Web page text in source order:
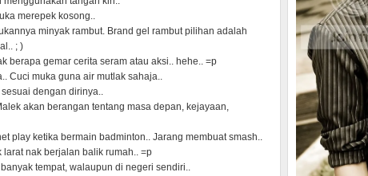
merepek kosong..
minyak rambut. Brand gel rambut pilihan adalah
; )
berapa gemar cerita seram atau aksi.. hehe.. =p
Cuci muka guna air mutlak sahaja..
dengan dirinya..
akan berangan tentang masa depan, kejayaan,
play ketika bermain badminton.. Jarang membuat smash..
nak berjalan balik rumah.. =p
tempat, walaupun di negeri sendiri..